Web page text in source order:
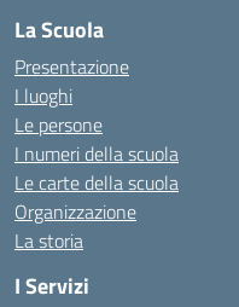
La Scuola
Presentazione
I luoghi
Le persone
I numeri della scuola
Le carte della scuola
Organizzazione
La storia
I Servizi